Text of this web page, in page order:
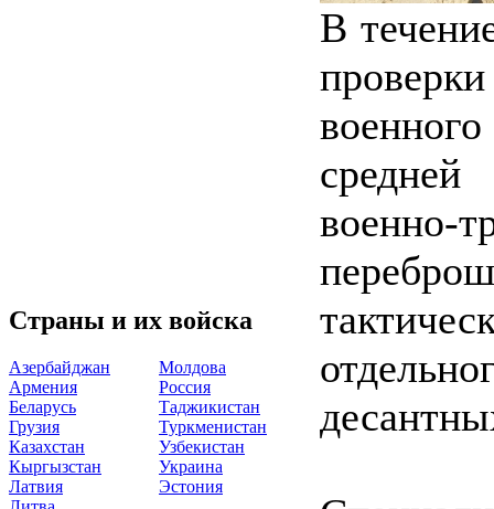
Страны и их войска
Азербайджан
Армения
Беларусь
Грузия
Казахстан
Кыргызстан
Латвия
Молдова
Россия
Таджикистан
Туркменистан
Узбекистан
Украина
Эстония
В
военно-